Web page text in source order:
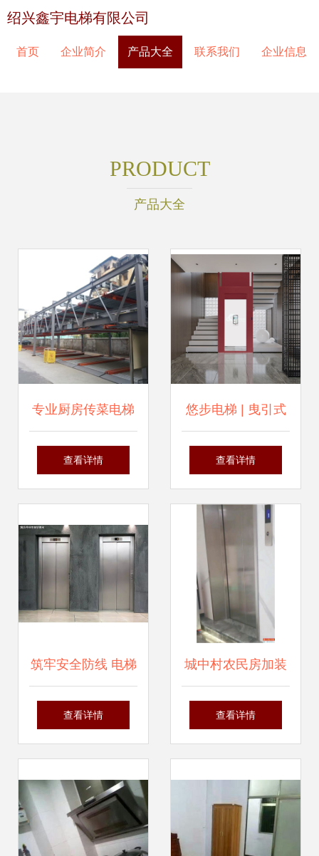
绍兴鑫宇电梯有限公司
首页 企业简介 产品大全 联系我们 企业信息
PRODUCT
产品大全
专业厨房传菜电梯
解决方案，全面覆
蓬莱区等核心区域
查看详情
悠步电梯 | 曳引式
电梯的三大类型解
的家？
查看详情
筑牢安全防线 电梯
安全管理应坚持预
查看详情
城中村农民房加装
电梯 政策真空下的
查看详情